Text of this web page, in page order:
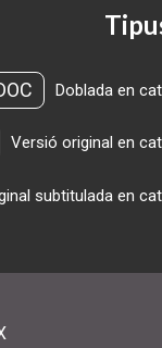
Doblada en
Versió original en
subtitulada en